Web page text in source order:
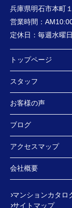
兵庫県明石市本町
営業時間：
定休日： 毎週水曜日
トップページ
スタッフ
お客様の声
ブログ
アクセスマップ
会社概要
マンションカタロ
サイトマップ